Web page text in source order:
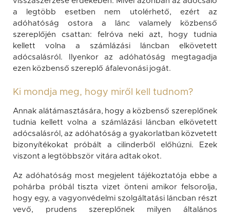
a legtöbb esetben nem utolérhető, ezért az
adóhatóság ostora a lánc valamely közbenső
szereplőjén csattan: felróva neki azt, hogy tudnia
kellett volna a számlázási láncban elkövetett
adócsalásról. Ilyenkor az adóhatóság megtagadja
ezen közbenső szereplő áfalevonási jogát.
Ki mondja meg, hogy miről kell tudnom?
Annak alátámasztására, hogy a közbenső szereplőnek
tudnia kellett volna a számlázási láncban elkövetett
adócsalásról, az adóhatóság a gyakorlatban közvetett
bizonyítékokat próbált a cilinderből előhúzni. Ezek
viszont a legtöbbször vitára adtak okot.
Az adóhatóság most megjelent tájékoztatója ebbe a
pohárba próbál tiszta vizet önteni amikor felsorolja,
hogy egy, a vagyonvédelmi szolgáltatási láncban részt
vevő, prudens szereplőnek milyen általános